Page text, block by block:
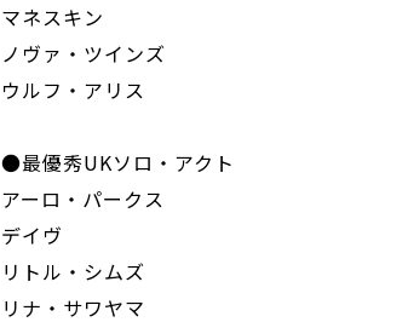
マネスキン
ノヴァ・ツインズ
ウルフ・アリス
●最優秀UKソロ・アクト
アーロ・パークス
デイヴ
リトル・シムズ
リナ・サワヤマ